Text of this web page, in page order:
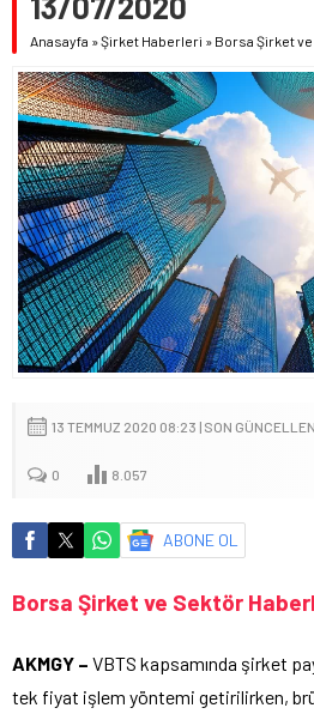
Anasayfa »Şirket Haberleri » Borsa Şirket
13 TEMMUZ 2020 08:23 | SON
0 8.057
ABONE OL
Borsa Şirket ve Sektör
AKMGY – VBTS kapsamında şirket
tek fiyat işlem yöntemi getirilirken,